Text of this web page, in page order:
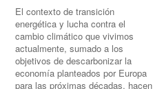
El contexto de transición
energética y lucha contra el
cambio climático que vivimos
actualmente, sumado a los
objetivos de descarbonizar la
economía planteados por Europa
para las próximas décadas, hacen